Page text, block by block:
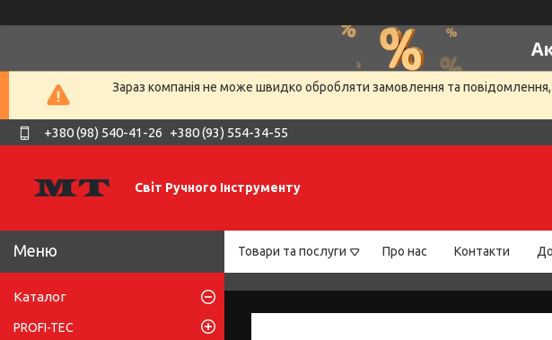
Зараз компанія не може швидко обробляти замовлення та
+380 (98) 540-41-26 +380 (93) 554-34-55
Світ Ручного Інструменту
Товари та послуги Про нас Контакти
Каталог
PROFI-TEC